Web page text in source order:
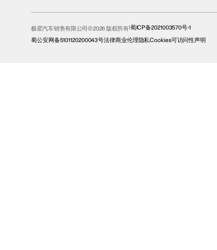
极星汽车销售有限公司© 2026 版权所有 蜀ICP备2021003570号-1
蜀公安网备5101120200043号法律商业伦理隐私Cookies可访问性声明